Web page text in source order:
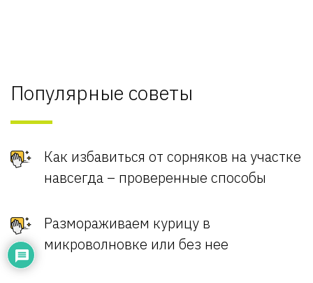
Популярные советы
Как избавиться от сорняков на участке
навсегда – проверенные способы
Размораживаем курицу в
микроволновке или без нее